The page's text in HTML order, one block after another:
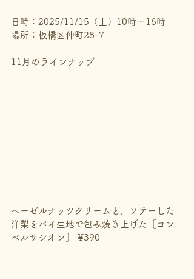
日時：2025/11/15（土）10時～16時
場所：板橋区仲町28-7
11月のラインナップ
ヘーゼルナッツクリームと、ソテーした
洋梨をパイ生地で包み焼き上げた［コン
ベルサシオン］ ¥390